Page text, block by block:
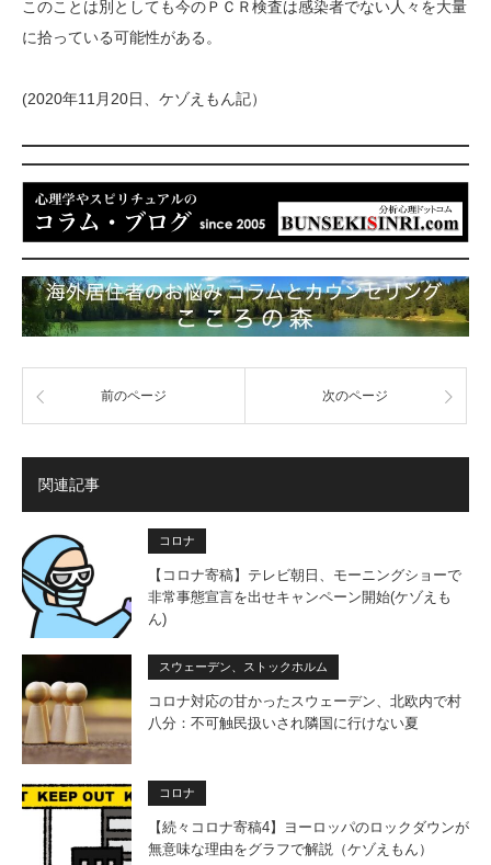
このことは別としても今のＰＣＲ検査は感染者でない人々を大量
に拾っている可能性がある。
(2020年11月20日、ケゾえもん記）
前のページ 次のページ
関連記事
コロナ
【コロナ寄稿】テレビ朝日、モーニングショーで
非常事態宣言を出せキャンペーン開始(ケゾえも
ん)
スウェーデン、ストックホルム
コロナ対応の甘かったスウェーデン、北欧内で村
八分：不可触民扱いされ隣国に行けない夏
コロナ
【続々コロナ寄稿4】ヨーロッパのロックダウンが
無意味な理由をグラフで解説（ケゾえもん）